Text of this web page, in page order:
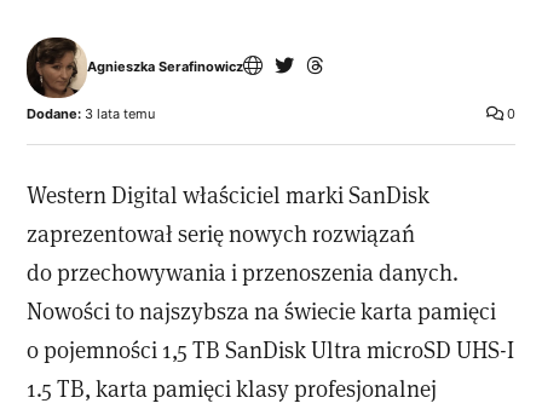
Agnieszka Serafinowicz
0
Dodane: 3 lata temu
Western Digital właściciel marki SanDisk
zaprezentował serię nowych rozwiązań
do przechowywania i przenoszenia danych.
Nowości to najszybsza na świecie karta pamięci
o pojemności 1,5 TB SanDisk Ultra microSD UHS-I
1.5 TB, karta pamięci klasy profesjonalnej